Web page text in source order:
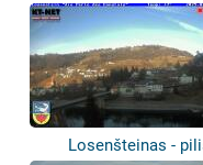
Losenšteinas -